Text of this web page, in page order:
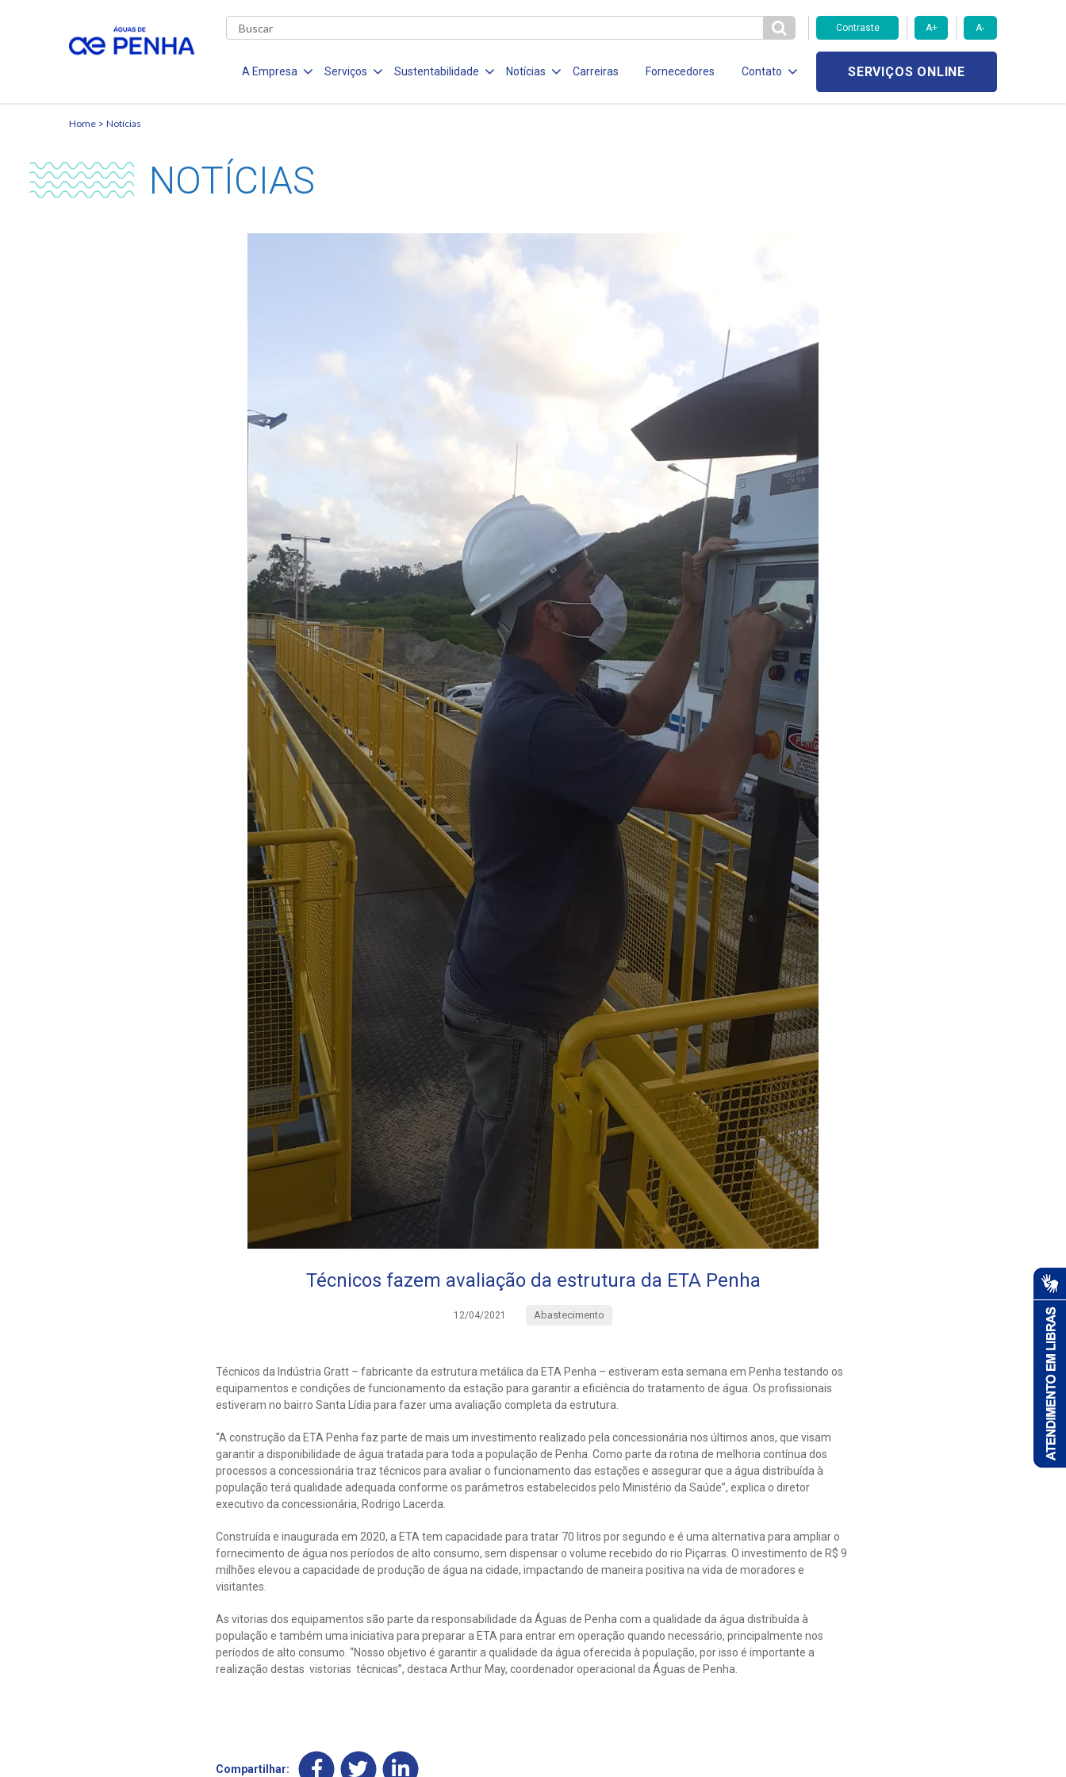
Contraste A+ A-
A Empresa Serviços Sustentabilidade Notícias Carreiras Fornecedores Contato SERVIÇOS ONLINE
Home Notícias
NOTÍCIAS
Técnicos fazem avaliação da estrutura da ETA Penha
12/04/2021 Abastecimento
Técnicos da Indústria Gratt – fabricante da estrutura metálica da ETA Penha – estiveram esta semana em Penha testando os
equipamentos e condições de funcionamento da estação para garantir a eficiência do tratamento de água. Os profissionais
estiveram no bairro Santa Lídia para fazer uma avaliação completa da estrutura.
“A construção da ETA Penha faz parte de mais um investimento realizado pela concessionária nos últimos anos, que visam
garantir a disponibilidade de água tratada para toda a população de Penha. Como parte da rotina de melhoria contínua dos
processos a concessionária traz técnicos para avaliar o funcionamento das estações e assegurar que a água distribuída à
população terá qualidade adequada conforme os parâmetros estabelecidos pelo Ministério da Saúde”, explica o diretor
executivo da concessionária, Rodrigo Lacerda.
Construída e inaugurada em 2020, a ETA tem capacidade para tratar 70 litros por segundo e é uma alternativa para ampliar o
fornecimento de água nos períodos de alto consumo, sem dispensar o volume recebido do rio Piçarras. O investimento de R$ 9
milhões elevou a capacidade de produção de água na cidade, impactando de maneira positiva na vida de moradores e
visitantes.
As vitorias dos equipamentos são parte da responsabilidade da Águas de Penha com a qualidade da água distribuída à
população e também uma iniciativa para preparar a ETA para entrar em operação quando necessário, principalmente nos
períodos de alto consumo. “Nosso objetivo é garantir a qualidade da água oferecida à população, por isso é importante a
realização destas vistorias técnicas”, destaca Arthur May, coordenador operacional da Águas de Penha.
Compartilhar: